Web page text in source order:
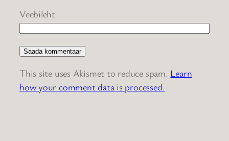
Veebileht
This site uses Akismet to reduce spam. Learn
how your comment data is processed.